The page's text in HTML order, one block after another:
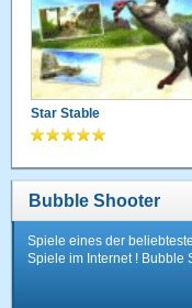
Star Stable
Bubble Shooter
Spiele eines der
Spiele im Internet ! Bubble